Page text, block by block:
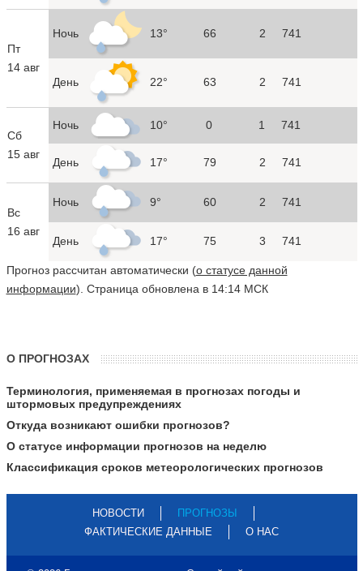
Пт
14 авг
Ночь 13° 66 2 741
День 22° 63 2 741
Сб
15 авг
Ночь 10° 0 1 741
День 17° 79 2 741
Вс
16 авг
Ночь 9° 60 2 741
День 17° 75 3 741
Прогноз рассчитан автоматически (о статусе данной
информации). Страница обновлена в 14:14 МСК
О ПРОГНОЗАХ
Терминология, применяемая в прогнозах погоды и
штормовых предупреждениях
Откуда возникают ошибки прогнозов?
О статусе информации прогнозов на неделю
Классификация сроков метеорологических прогнозов
НОВОСТИ
ПРОГНОЗЫ
ФАКТИЧЕСКИЕ ДАННЫЕ
О НАС